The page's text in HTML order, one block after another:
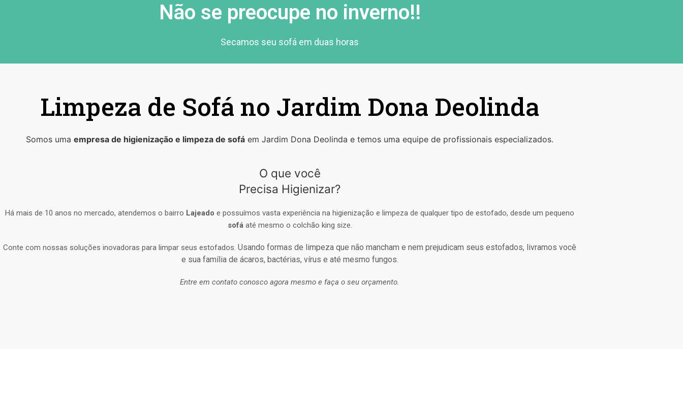
Não se preocupe no inverno!!
Secamos seu sofá em duas horas
Limpeza de Sofá no Jardim Dona Deolinda
Somos uma empresa de higienização e limpeza de sofá em Jardim Dona Deolinda e temos uma equipe de profissionais especializados.
O que você
Precisa Higienizar?
Há mais de 10 anos no mercado, atendemos o bairro Lajeado e possuímos vasta experiência na higienização e limpeza de qualquer tipo de estofado, desde um pequeno
sofáaté mesmo o colchão king size.
Conte com nossas soluções inovadoras para limpar seus estofados. Usando formas de limpeza que não mancham e nem prejudicam seus estofados, livramos você
e sua família de ácaros, bactérias, vírus e até mesmo fungos.
Entre em contato conosco agora mesmo e faça o seu orçamento.